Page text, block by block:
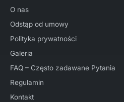
O nas
Odstąp od umowy
Polityka prywatności
Galeria
FAQ – Często zadawane Pytania
Regulamin
Kontakt